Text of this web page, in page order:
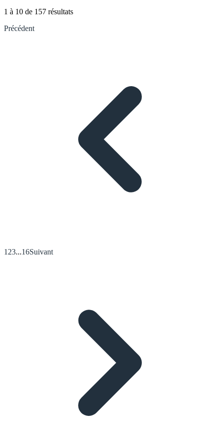
1 à 10 de 157 résultats
Précédent
1 23...16Suivant